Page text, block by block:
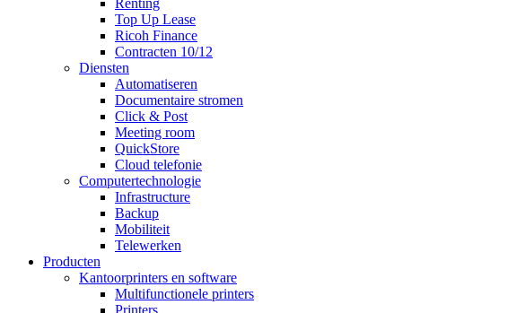
Top Up Lease
Ricoh Finance
Contracten 10/12
Diensten
Automatiseren
Documentaire stromen
Click & Post
Meeting room
QuickStore
Cloud telefonie
Computertechnologie
Infrastructure
Backup
Mobiliteit
Telewerken
Producten
Kantoorprinters en software
Multifunctionele printers
Printers